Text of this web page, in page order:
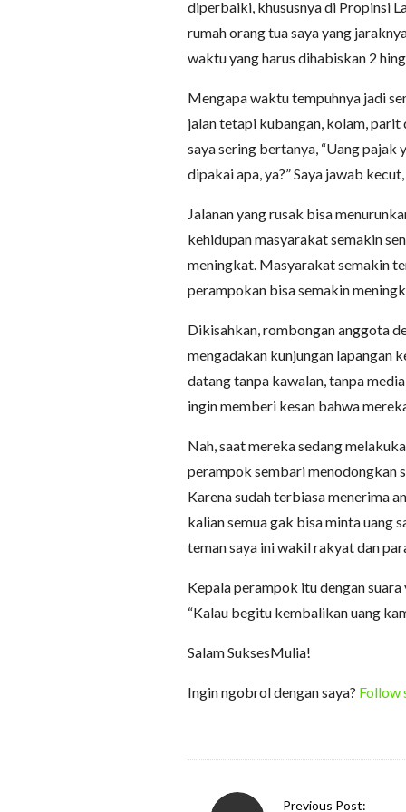
diperbaiki, khususnya di Propinsi
rumah orang tua saya yang
waktu yang harus dihabiskan 2
Mengapa waktu tempuhnya jadi
jalan tetapi kubangan, kolam, parit
saya sering bertanya, “Uang
dipakai apa, ya?” Saya jawab
Jalanan yang rusak bisa
kehidupan masyarakat semakin
meningkat. Masyarakat semakin
perampokan bisa semakin
Dikisahkan, rombongan anggota
mengadakan kunjungan lapangan
datang tanpa kawalan, tanpa
ingin memberi kesan bahwa
Nah, saat mereka sedang
perampok sembari menodongkan
Karena sudah terbiasa menerima
kalian semua gak bisa minta uang
teman saya ini wakil rakyat dan
Kepala perampok itu dengan
“Kalau begitu kembalikan uang
Salam SuksesMulia!
Ingin ngobrol dengan saya? Follow
Previous Post: